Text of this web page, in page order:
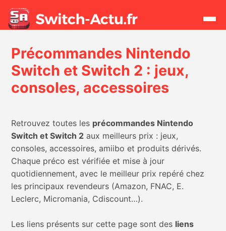
Rechercher
Actualités
Jeux
Hardware
Mises à jour
Chiffres de ventes
Rumeurs
Précommandes Nintendo
Switch et Switch 2 : jeux,
consoles, accessoires
Retrouvez toutes les précommandes Nintendo
Switch et Switch 2aux meilleurs prix : jeux,
consoles, accessoires, amiibo et produits dérivés.
Chaque préco est vérifiée et mise à jour
quotidiennement, avec le meilleur prix repéré chez
les principaux revendeurs (Amazon, FNAC, E.
Leclerc, Micromania, Cdiscount…).
Les liens présents sur cette page sont des liens